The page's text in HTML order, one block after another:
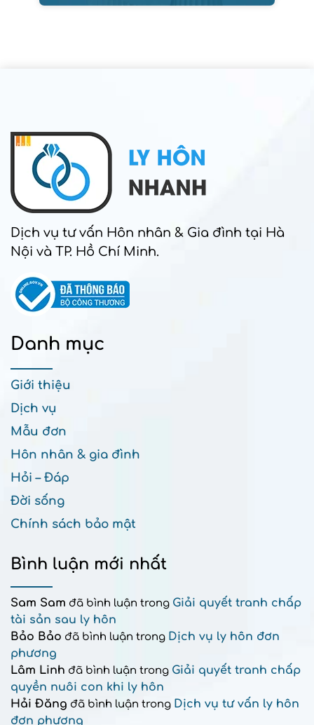
Dịch vụ tư vấn Hôn nhân & Gia đình tại Hà
Nội và TP. Hồ Chí Minh.
Danh mục
Giới thiệu
Dịch vụ
Mẫu đơn
Hôn nhân & gia đình
Hỏi – Đáp
Đời sống
Chính sách bảo mật
Bình luận mới nhất
Sam Sam đã bình luận trong Giải quyết tranh chấp
tài sản sau ly hôn
Bảo Bảo đã bình luận trong Dịch vụ ly hôn đơn
phương
Lâm Linh đã bình luận trong Giải quyết tranh chấp
quyền nuôi con khi ly hôn
Hải Đăng đã bình luận trong Dịch vụ tư vấn ly hôn
đơn phương